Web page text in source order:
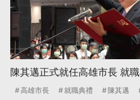
陳其邁正式就任高雄市長 就
高雄市長 就職典禮 陳其邁